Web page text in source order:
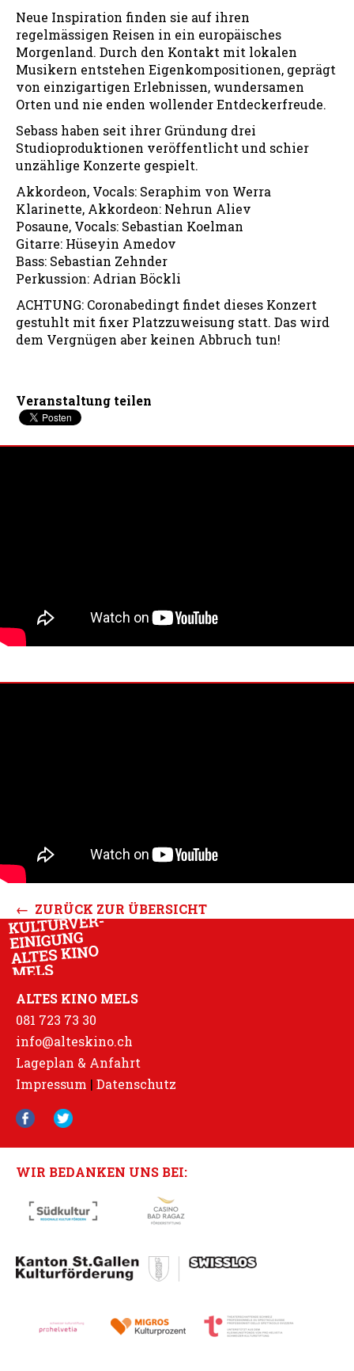
Neue Inspiration finden sie auf ihren
regelmässigen Reisen in ein europäisches
Morgenland. Durch den Kontakt mit lokalen
Musikern entstehen Eigenkompositionen, geprägt
von einzigartigen Erlebnissen, wundersamen
Orten und nie enden wollender Entdeckerfreude.
Sebass haben seit ihrer Gründung drei
Studioproduktionen veröffentlicht und schier
unzählige Konzerte gespielt.
Akkordeon, Vocals: Seraphim von Werra
Klarinette, Akkordeon: Nehrun Aliev
Posaune, Vocals: Sebastian Koelman
Gitarre: Hüseyin Amedov
Bass: Sebastian Zehnder
Perkussion: Adrian Böckli
ACHTUNG: Coronabedingt findet dieses Konzert
gestuhlt mit fixer Platzzuweisung statt. Das wird
dem Vergnügen aber keinen Abbruch tun!
Veranstaltung teilen
← ZURÜCK ZUR ÜBERSICHT
ALTES KINO MELS
081 723 73 30
info@alteskino.ch
Lageplan & Anfahrt
Impressum | Datenschutz
WIR BEDANKEN UNS BEI: